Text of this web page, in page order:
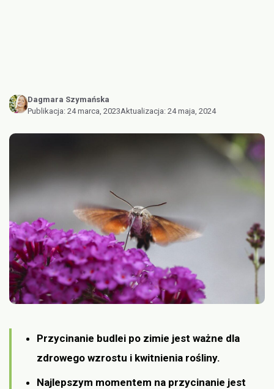
Dagmara Szymańska
Publikacja: 24 marca, 2023Aktualizacja: 24 maja, 2024
Przycinanie budlei po zimie jest ważne dla
zdrowego wzrostu i kwitnienia rośliny.
Najlepszym momentem na przycinanie jest